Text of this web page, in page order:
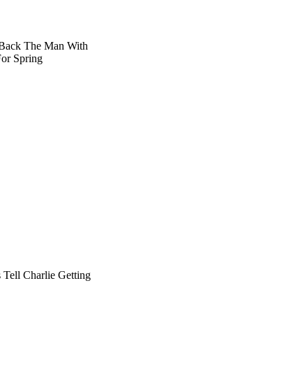
The Man With
Spring
Charlie Getting